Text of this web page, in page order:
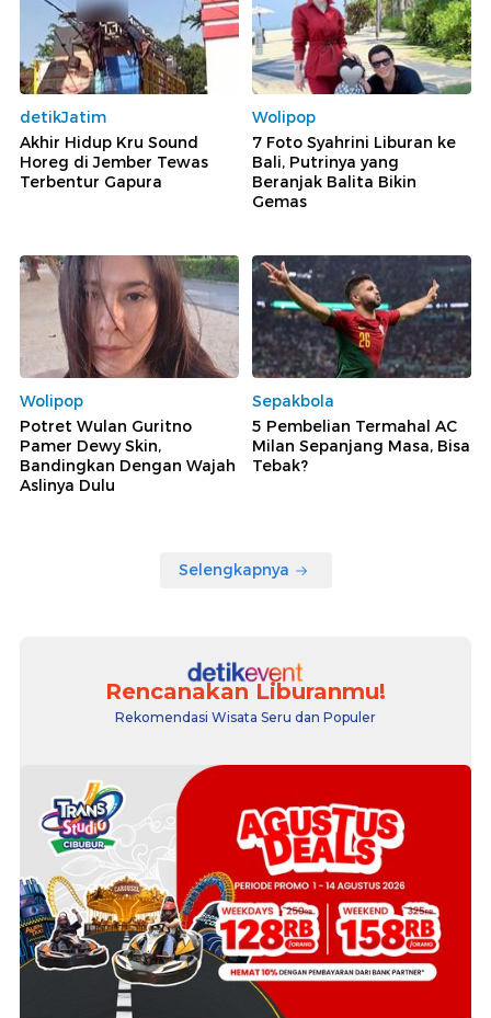
detikJatim
Akhir Hidup Kru Sound
Horeg di Jember Tewas
Terbentur Gapura
Wolipop
7 Foto Syahrini Liburan ke
Bali, Putrinya yang
Beranjak Balita Bikin
Gemas
Wolipop
Potret Wulan Guritno
Pamer Dewy Skin,
Bandingkan Dengan Wajah
Aslinya Dulu
Sepakbola
5 Pembelian Termahal AC
Milan Sepanjang Masa, Bisa
Tebak?
Selengkapnya
Rencanakan Liburanmu!
Rekomendasi Wisata Seru dan Populer